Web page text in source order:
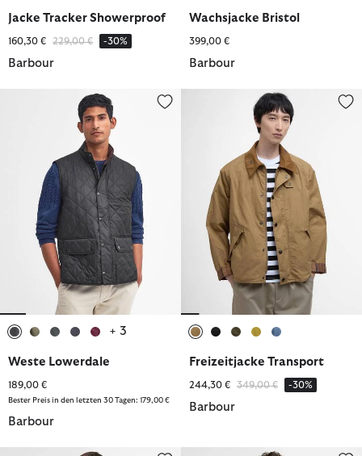
Jacke Tracker Showerproof
160,30 € Reduziert von
229,00 €bis-30%
Barbour
Wachsjacke Bristol
399,00 €
Barbour
Weste Lowerdale
+ 3
Weste Lowerdale
189,00 €
Bester Preis in den letzten 30 Tagen: 179,00 €
Barbour
Freizeitjacke Transport
Freizeitjacke Transport
244,30 € Reduziert von
349,00 €bis-30%
Barbour